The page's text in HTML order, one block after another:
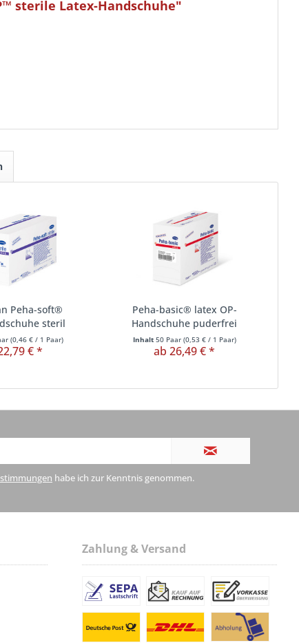
sterile Latex-Handschuhe"
Peha-soft®
steril
(0,46 € / 1 Paar)
€ *
Peha-basic® latex OP-
Handschuhe puderfrei
Inhalt 50 Paar (0,53 €/ 1 Paar)
ab 26,49 € *
habe ich zur Kenntnis genommen.
Zahlung & Versand